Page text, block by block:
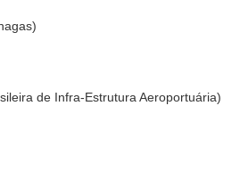
de Infra-Estrutura Aeroportuária)